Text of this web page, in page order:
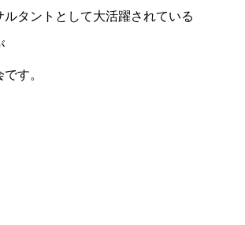
タントとして大活躍されている
す。